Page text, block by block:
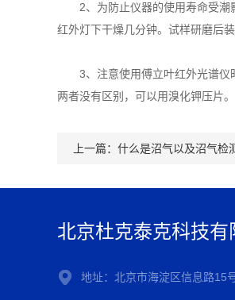
2、为防止仪器的使用寿命受潮影
红外灯下干燥几分钟。试样研磨后
3、注意使用傅立叶红外光谱仪时
两者没有区别，可以用溴化钾压片。
上一篇： 什么是沼气以及沼气检
北京杜克泰克科技有
地址：北京市海淀区信息路15